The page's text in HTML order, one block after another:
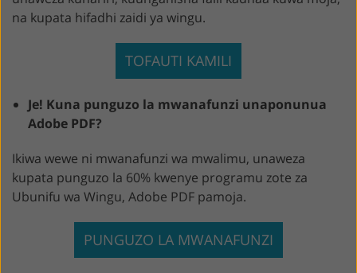
na kupata hifadhi zaidi ya wingu.
TOFAUTI KAMILI
Je! Kuna punguzo la mwanafunzi unaponunua
Adobe PDF?
Ikiwa wewe ni mwanafunzi wa mwalimu, unaweza
kupata punguzo la 60% kwenye programu zote za
Ubunifu wa Wingu, Adobe PDF pamoja.
PUNGUZO LA MWANAFUNZI